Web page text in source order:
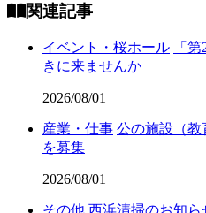
関連記事
イベント・桜ホール
「
きに来ませんか
2026/08/01
産業・仕事 公の施設（教
を募集
2026/08/01